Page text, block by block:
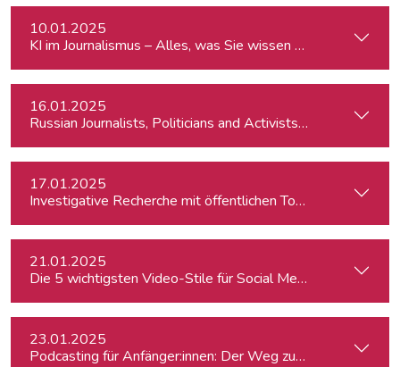
10.01.2025
KI im Journalismus – Alles, was Sie wissen müssen
16.01.2025
Russian Journalists, Politicians and Activists in Europe:
17.01.2025
Investigative Recherche mit öffentlichen Tools – von
21.01.2025
Die 5 wichtigsten Video-Stile für Social Media
23.01.2025
Podcasting für Anfänger:innen: Der Weg zum eigenen